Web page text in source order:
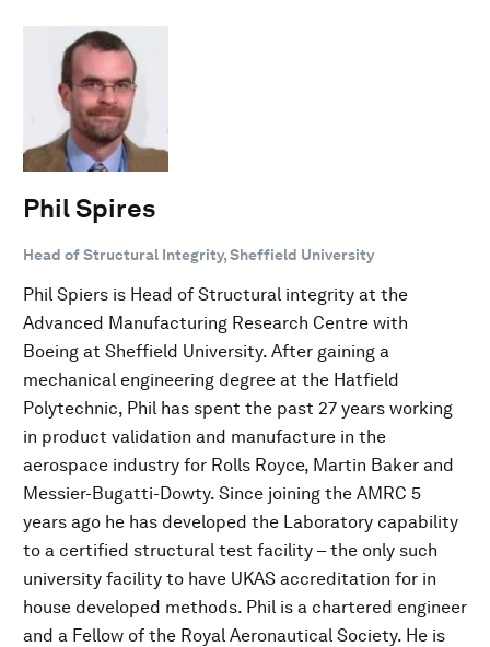
Phil Spires
Head of Structural Integrity, Sheffield University
Phil Spiers is Head of Structural integrity at the
Advanced Manufacturing Research Centre with
Boeing at Sheffield University. After gaining a
mechanical engineering degree at the Hatfield
Polytechnic, Phil has spent the past 27 years working
in product validation and manufacture in the
aerospace industry for Rolls Royce, Martin Baker and
Messier-Bugatti-Dowty. Since joining the AMRC 5
years ago he has developed the Laboratory capability
to a certified structural test facility – the only such
university facility to have UKAS accreditation for in
house developed methods. Phil is a chartered engineer
and a Fellow of the Royal Aeronautical Society. He is